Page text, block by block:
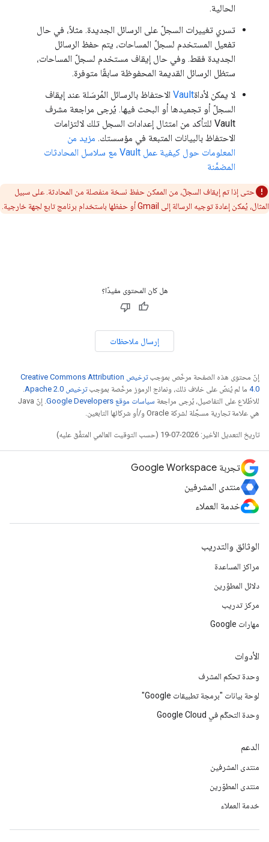
الحالية.
تسري تغييرات السجلّ على الرسائل الجديدة. مثلاً، في حال
تفعيل المستخدم لسجلّ المساحات، يتم حفظ الرسائل
الجديدة فقط. وفي حال إيقاف مستخدم لسجلّ المساحات،
ستظل الرسائل القديمة المحفوظة سابقًا متوفرة.
لا يمكن لأداةVault الاحتفاظ بالرسائل المُرسَلة عند إيقاف
السجلّ أو تجميدها أو البحث فيها. يُرجى مراجعة مشرف
Vault للتأكد من امتثال إعدادات السجل تلك لالتزامات
الاحتفاظ بالبيانات المتبعة في مؤسستك. مزيد من
المعلومات حول كيفية عمل Vault مع سلاسل المحادثات
المضمَّنة
حتى إذا تم إيقاف السجلّ، من الممكن حفظ نسخة منفصلة من المحادثة. على سبيل
المثال، يُمكن إعادة توجيه الرسالة إلى Gmail أو حفظها باستخدام برنامج تابع لجهة خارجية.
هل كان المحتوى مفيدًا؟
إرسال ملاحظات
إنّ محتوى هذه الصفحة مرخّص بموجب
ترخيص Creative Commons Attribution
4.0‏ ما لم يُنصّ على خلاف ذلك، ونماذج الرموز مرخّصة بموجبترخيص Apache 2.0‏
.
للاطّلاع على التفاصيل، يُرجى مراجعة سياسات موقع Google Developers‏
. إنّ Java
هي علامة تجارية مسجَّلة لشركة Oracle و/أو شركائها التابعين.
تاريخ التعديل الأخير: 2026-07-19 (حسب التوقيت العالمي المتفَّق عليه)
تجربة Google Workspace
منتدى المشرفين
خدمة العملاء
الوثائق والتدريب
مراكز المساعدة
دلائل المطوّرين
مركز تدريب
مهارات Google
الأدوات
وحدة تحكم المشرف
لوحة بيانات "برمجة تطبيقات Google"
وحدة التحكّم في Google Cloud
الدعم
منتدى المشرفين
منتدى المطوّرين
خدمة العملاء